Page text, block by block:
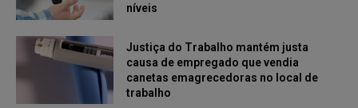
níveis
Justiça do Trabalho mantém justa
causa de empregado que vendia
canetas emagrecedoras no local de
trabalho